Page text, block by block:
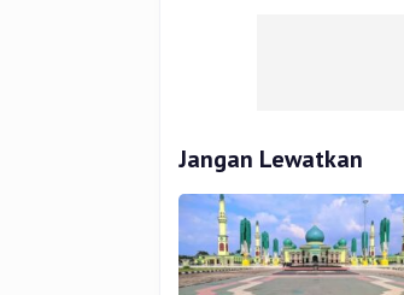
Jangan Lewatkan